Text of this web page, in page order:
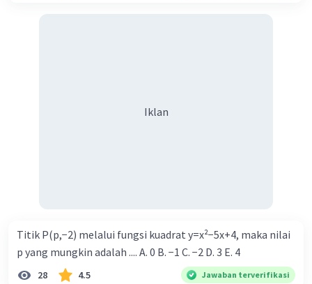
Iklan
Titik P(p,−2) melalui fungsi kuadrat y=x²−5x+4, maka nilai
p yang mungkin adalah .... A. 0 B. −1 C. −2 D. 3 E. 4
28 4.5 Jawaban terverifikasi